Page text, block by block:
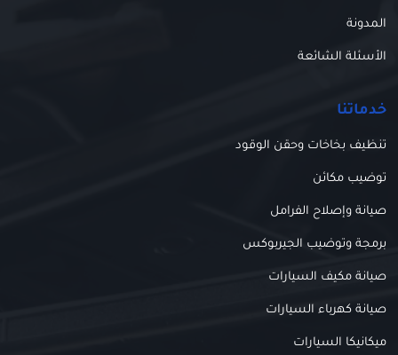
المدونة
الأسئلة الشائعة
خدماتنا
تنظيف بخاخات وحقن الوقود
توضيب مكائن
صيانة وإصلاح الفرامل
برمجة وتوضيب الجيربوكس
صيانة مكيف السيارات
صيانة كهرباء السيارات
ميكانيكا السيارات